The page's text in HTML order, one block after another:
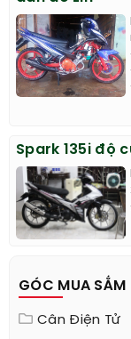
Spark 135i độ
GÓC MUA SẮM
Cân Điện Tử